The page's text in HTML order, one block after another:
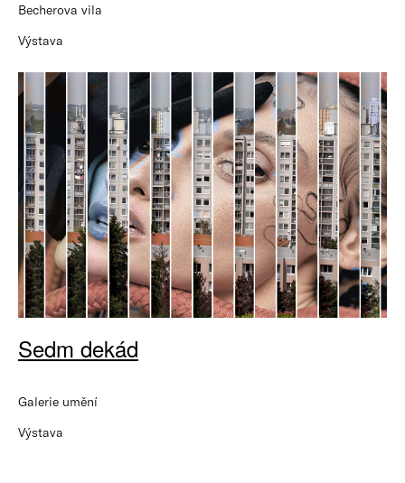
Becherova vila
Výstava
Sedm dekád
Galerie umění
Výstava